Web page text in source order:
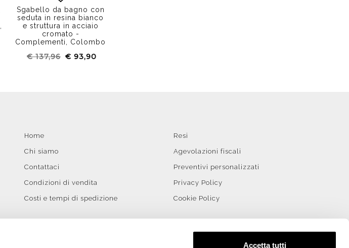
Accetta tutti
Sgabello da bagno con
seduta in resina bianco
e struttura in acciaio
cromato -
Complementi, Colombo
€ 137,96 € 93,90
Home
Chi siamo
Contattaci
Condizioni di vendita
Costi e tempi di spedizione
Resi
Agevolazioni fiscali
Preventivi personalizzati
Privacy Policy
Cookie Policy